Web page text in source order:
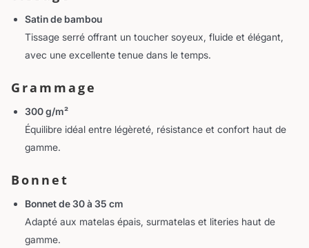
Satin de bambou
Tissage serré offrant un toucher soyeux, fluide et élégant,
avec une excellente tenue dans le temps.
Grammage
300 g/m²
Équilibre idéal entre légèreté, résistance et confort haut de
gamme.
Bonnet
Bonnet de 30 à 35 cm
Adapté aux matelas épais, surmatelas et literies haut de
gamme.